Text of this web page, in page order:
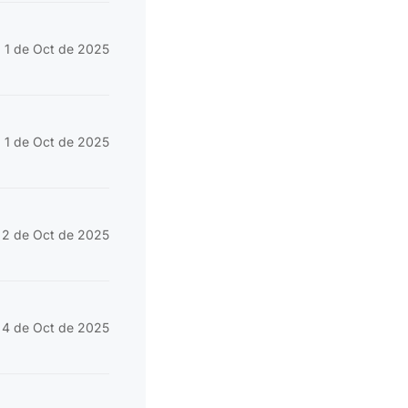
1 de Oct de 2025
1 de Oct de 2025
2 de Oct de 2025
4 de Oct de 2025